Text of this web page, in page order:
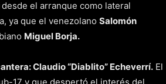
desde el arranque como lateral
ya que el venezolano Salomón
Miguel Borja.
Claudio “Diablito” Echeverrí. El
17 y que despertó el interés del